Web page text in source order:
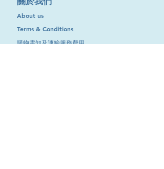
About us
Terms & Conditions
購物需知及運輸服務費用